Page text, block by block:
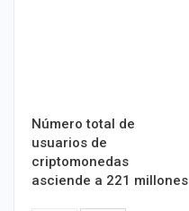
Número total de
usuarios de
criptomonedas
asciende a 221 millones